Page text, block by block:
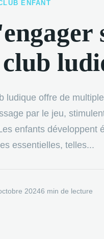
ENFANT
ludique offre de
par le jeu,
enfants développent
essentielles, telles...
20246 min de lecture